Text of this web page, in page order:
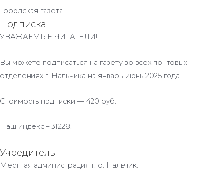
Городская газета
Подписка
УВАЖАЕМЫЕ ЧИТАТЕЛИ!
Вы можете подписаться на газету во всех почтовых
отделениях г. Нальчика на январь-июнь 2025 года.
Стоимость подписки — 420 руб.
Наш индекс – 31228.
Учредитель
Местная администрация г. о. Нальчик.